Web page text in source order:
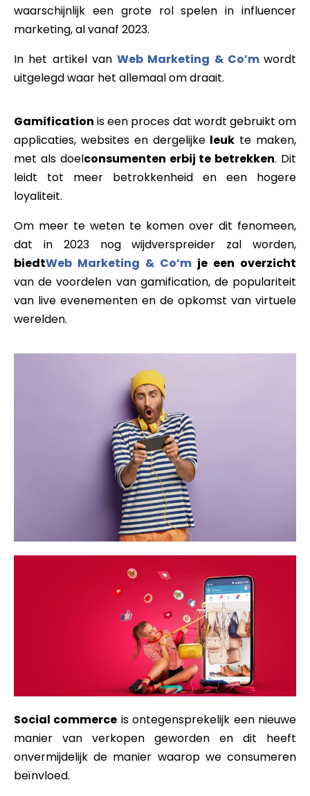
waarschijnlijk een grote rol spelen in influencer
marketing, al vanaf 2023.
In het artikel van Web Marketing & Co’m wordt
uitgelegd waar het allemaal om draait.
Gamification is een proces dat wordt gebruikt om
applicaties, websites en dergelijke leuk te maken,
met als doelconsumenten erbij te betrekken. Dit
leidt tot meer betrokkenheid en een hogere
loyaliteit.
Om meer te weten te komen over dit fenomeen,
dat in 2023 nog wijdverspreider zal worden,
biedtWeb Marketing & Co’m je een overzicht
van de voordelen van gamification, de populariteit
van live evenementen en de opkomst van virtuele
werelden.
Social commerce is ontegensprekelijk een nieuwe
manier van verkopen geworden en dit heeft
onvermijdelijk de manier waarop we consumeren
beïnvloed.